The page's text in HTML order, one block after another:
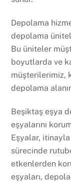
Depolama
depolama
Bu üniteler
boyutlarda ve
müşterilerimiz,
depolama
Beşiktaş eşya
eşyalarını
Eşyalar,
sürecinde
etkenlerden
eşyaları,